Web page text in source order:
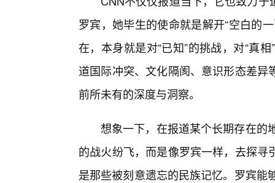
罗宾，她毕生的使命就是解开“空白的
在，本身就是对“已知”的挑战，对“真
道国际冲突、文化隔阂、意识形态差
前所未有的深度与洞察。
想象一下，在报道某个长期存在的
的战火纷飞，而是像罗宾一样，去探
是那些被刻意遗忘的民族记忆。罗宾